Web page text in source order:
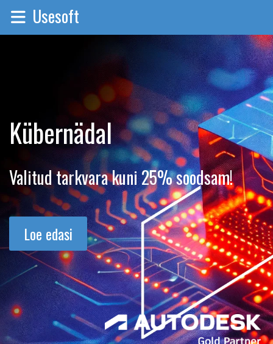
Usesoft
Kübernädal
Valitud tarkvara kuni 25% soodsam!
Loe edasi